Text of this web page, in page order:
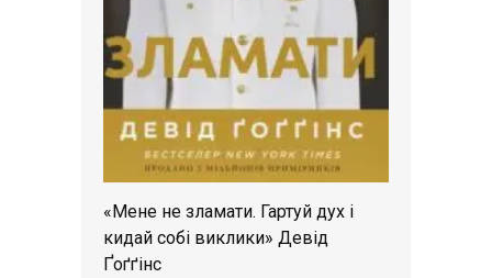
«Мене не зламати. Гартуй дух і
кидай собі виклики» Девід
Ґоґґінс